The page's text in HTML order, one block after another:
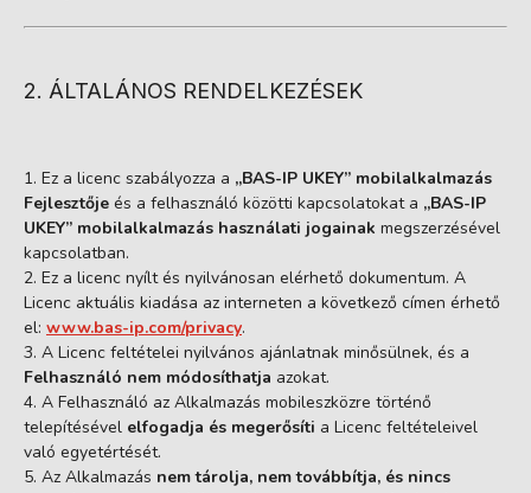
2. ÁLTALÁNOS RENDELKEZÉSEK
Ez a licenc szabályozza a „BAS-IP UKEY” mobilalkalmazás
Fejlesztője és a felhasználó közötti kapcsolatokat a „BAS-IP
UKEY” mobilalkalmazás használati jogainak megszerzésével
kapcsolatban.
Ez a licenc nyílt és nyilvánosan elérhető dokumentum. A
Licenc aktuális kiadása az interneten a következő címen érhető
el: www.bas-ip.com/privacy.
A Licenc feltételei nyilvános ajánlatnak minősülnek, és a
Felhasználó nem módosíthatja azokat.
A Felhasználó az Alkalmazás mobileszközre történő
telepítésével elfogadja és megerősíti a Licenc feltételeivel
való egyetértését.
Az Alkalmazás nem tárolja, nem továbbítja, és nincs